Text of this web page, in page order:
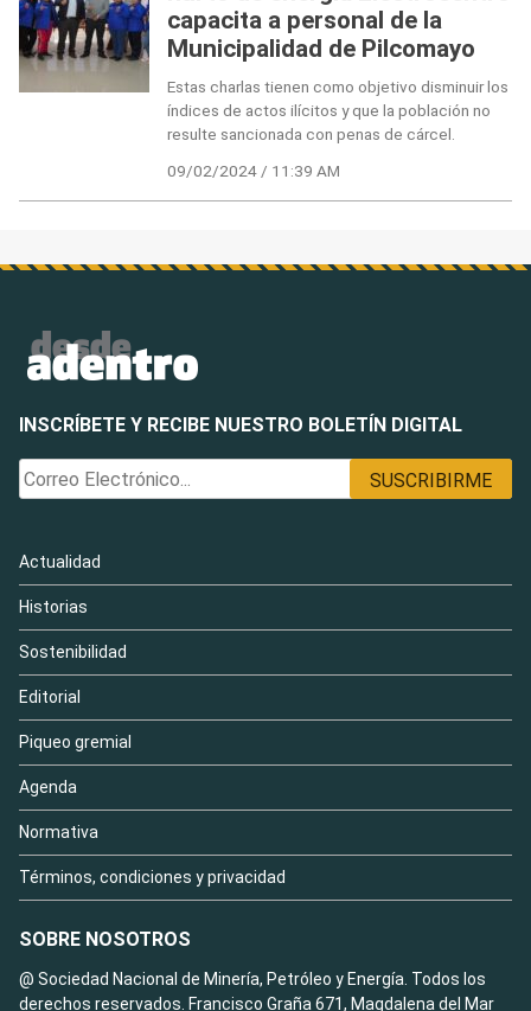
capacita a personal de la
Municipalidad de Pilcomayo
Estas charlas tienen como objetivo disminuir los
índices de actos ilícitos y que la población no
resulte sancionada con penas de cárcel.
09/02/2024 / 11:39 AM
INSCRÍBETE Y RECIBE NUESTRO BOLETÍN DIGITAL
Actualidad
Historias
Sostenibilidad
Editorial
Piqueo gremial
Agenda
Normativa
Términos, condiciones y privacidad
SOBRE NOSOTROS
@ Sociedad Nacional de Minería, Petróleo y Energía. Todos los
derechos reservados. Francisco Graña 671, Magdalena del Mar